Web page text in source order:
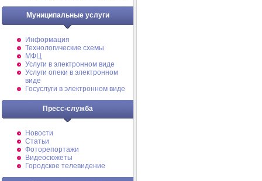
Муниципальные услуги
Информация
Технологические схемы
МФЦ
Услуги в электронном виде
Услуги опеки в электронном
виде
Госуслуги в электронном виде
Пресс-служба
Новости
Статьи
Фоторепортажи
Видеосюжеты
Городское телевидение